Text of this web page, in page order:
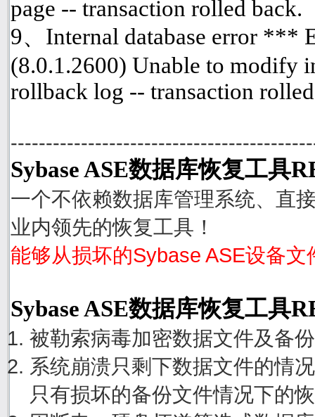
page -- transaction rolled back.
9、Internal database error ***
(8.0.1.2600) Unable to modify
rollback log -- transaction
Sybase ASE数据库恢复工具
一个不依赖数据库管理系统、直
业内领先的恢复工具！
能够从损坏的Sybase ASE设备
Sybase ASE数据库恢复工具
被勒索病毒加密数据文件及备
系统崩溃只剩下数据文件的情
只有损坏的备份文件情况下的